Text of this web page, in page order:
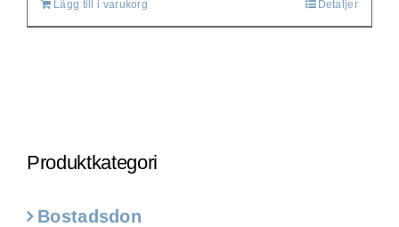
Lägg till i varukorg Detaljer
Produktkategori
Bostadsdon